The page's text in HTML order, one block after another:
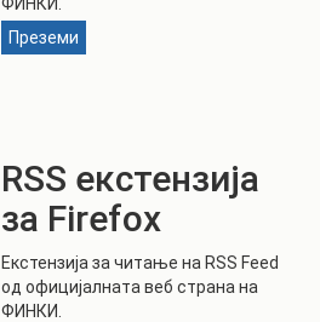
Преземи
RSS екстензија
за Firefox
Екстензија за читање на RSS Feed
од официјалната веб страна на
ФИНКИ.